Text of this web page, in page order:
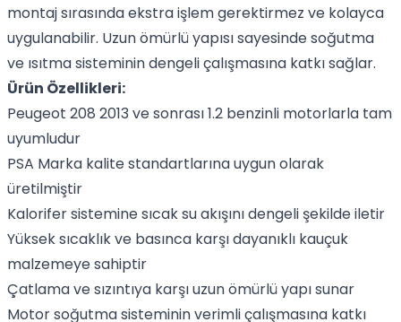
montaj sırasında ekstra işlem gerektirmez ve kolayca
uygulanabilir. Uzun ömürlü yapısı sayesinde soğutma
ve ısıtma sisteminin dengeli çalışmasına katkı sağlar.
Ürün Özellikleri:
Peugeot 208 2013 ve sonrası 1.2 benzinli motorlarla tam
uyumludur
PSA Marka kalite standartlarına uygun olarak
üretilmiştir
Kalorifer sistemine sıcak su akışını dengeli şekilde iletir
Yüksek sıcaklık ve basınca karşı dayanıklı kauçuk
malzemeye sahiptir
Çatlama ve sızıntıya karşı uzun ömürlü yapı sunar
Motor soğutma sisteminin verimli çalışmasına katkı